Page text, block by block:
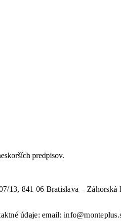
predpisov.
13, 841 06 Bratislava –
údaje: email: